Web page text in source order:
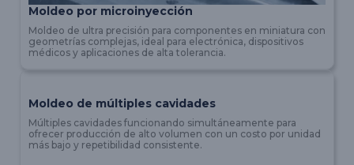
Moldeo por microinyección
Moldeo de ultra precisión para componentes en miniatura con
geometrías complejas, ideal para electrónica, dispositivos
médicos y aplicaciones de alta tolerancia.
Moldeo de múltiples cavidades
Múltiples cavidades funcionando simultáneamente para
ofrecer producción de alto volumen con un costo por unidad
más bajo y repetibilidad consistente.